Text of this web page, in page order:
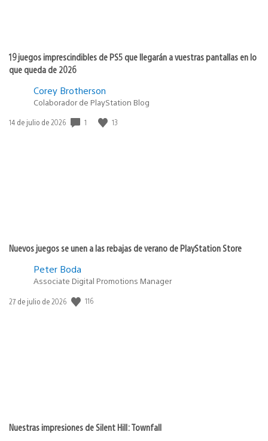
19 juegos imprescindibles de PS5 que llegarán a vuestras pantallas en lo
que queda de 2026
Corey Brotherson
Colaborador de PlayStation Blog
Fecha
14 de julio de 2026 1 13
Nuevos juegos se unen a las rebajas de verano de PlayStation Store
Peter Boda
Associate Digital Promotions Manager
Fecha
27 de julio de 2026 116
Nuestras impresiones de Silent Hill: Townfall